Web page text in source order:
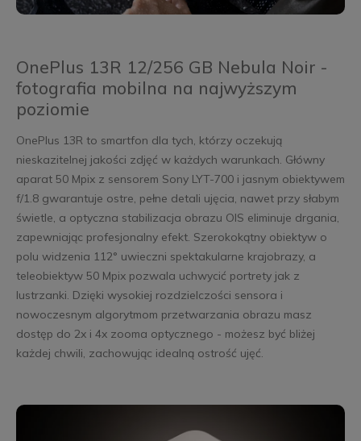
OnePlus 13R 12/256 GB Nebula Noir -
fotografia mobilna na najwyższym
poziomie
OnePlus 13R to smartfon dla tych, którzy oczekują
nieskazitelnej jakości zdjęć w każdych warunkach. Główny
aparat 50 Mpix z sensorem Sony LYT-700 i jasnym obiektywem
f/1.8 gwarantuje ostre, pełne detali ujęcia, nawet przy słabym
świetle, a optyczna stabilizacja obrazu OIS eliminuje drgania,
zapewniając profesjonalny efekt. Szerokokątny obiektyw o
polu widzenia 112° uwieczni spektakularne krajobrazy, a
teleobiektyw 50 Mpix pozwala uchwycić portrety jak z
lustrzanki. Dzięki wysokiej rozdzielczości sensora i
nowoczesnym algorytmom przetwarzania obrazu masz
dostęp do 2x i 4x zooma optycznego - możesz być bliżej
każdej chwili, zachowując idealną ostrość ujęć.